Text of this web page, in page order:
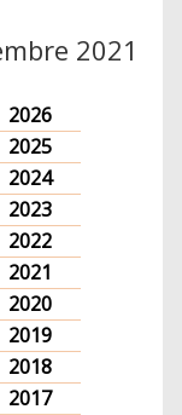
2021
2026
2025
2024
2023
2022
2021
2020
2019
2018
2017